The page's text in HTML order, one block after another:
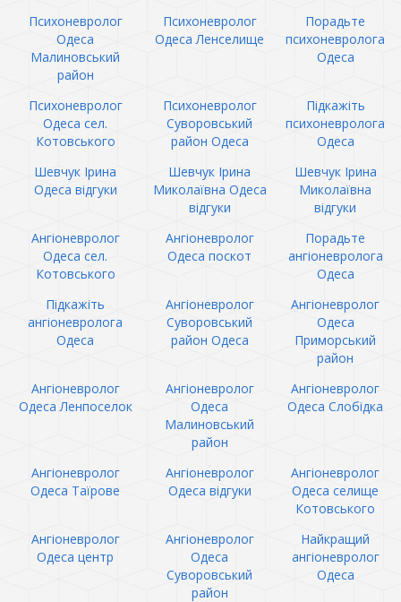
Психоневролог
Одеса
Малиновський
район
Психоневролог
Одеса Ленселище
Порадьте
психоневролога
Одеса
Психоневролог
Одеса сел.
Котовського
Психоневролог
Суворовський
район Одеса
Підкажіть
психоневролога
Одеса
Шевчук Ірина
Одеса відгуки
Шевчук Ірина
Миколаївна Одеса
відгуки
Шевчук Ірина
Миколаївна
відгуки
Ангіоневролог
Одеса сел.
Котовського
Ангіоневролог
Одеса поскот
Порадьте
ангіоневролога
Одеса
Підкажіть
ангіоневролога
Одеса
Ангіоневролог
Суворовський
район Одеса
Ангіоневролог
Одеса
Приморський
район
Ангіоневролог
Одеса Ленпоселок
Ангіоневролог
Одеса
Малиновський
район
Ангіоневролог
Одеса Слобідка
Ангіоневролог
Одеса Таїрове
Ангіоневролог
Одеса відгуки
Ангіоневролог
Одеса селище
Котовського
Ангіоневролог
Одеса центр
Ангіоневролог
Одеса
Суворовський
район
Найкращий
ангіоневролог
Одеса